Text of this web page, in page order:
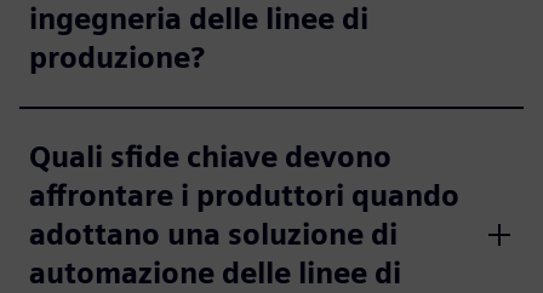
ingegneria delle linee di
produzione?
Quali sfide chiave devono
affrontare i produttori quando
adottano una soluzione di
automazione delle linee di